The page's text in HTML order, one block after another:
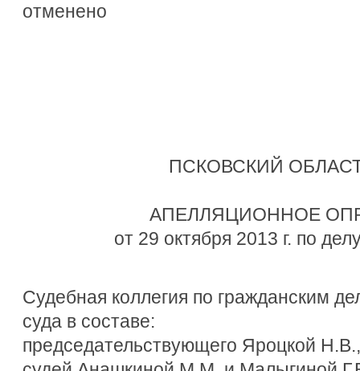
отменено
ПСКОВСКИЙ
АПЕЛЛЯЦИОННОЕ
от 29 октября 2013 г. по
Судебная коллегия по гражданским
суда в составе:
председательствующего Яроцкой Н.В.,